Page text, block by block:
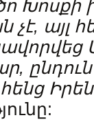
Խոսքի
այլ